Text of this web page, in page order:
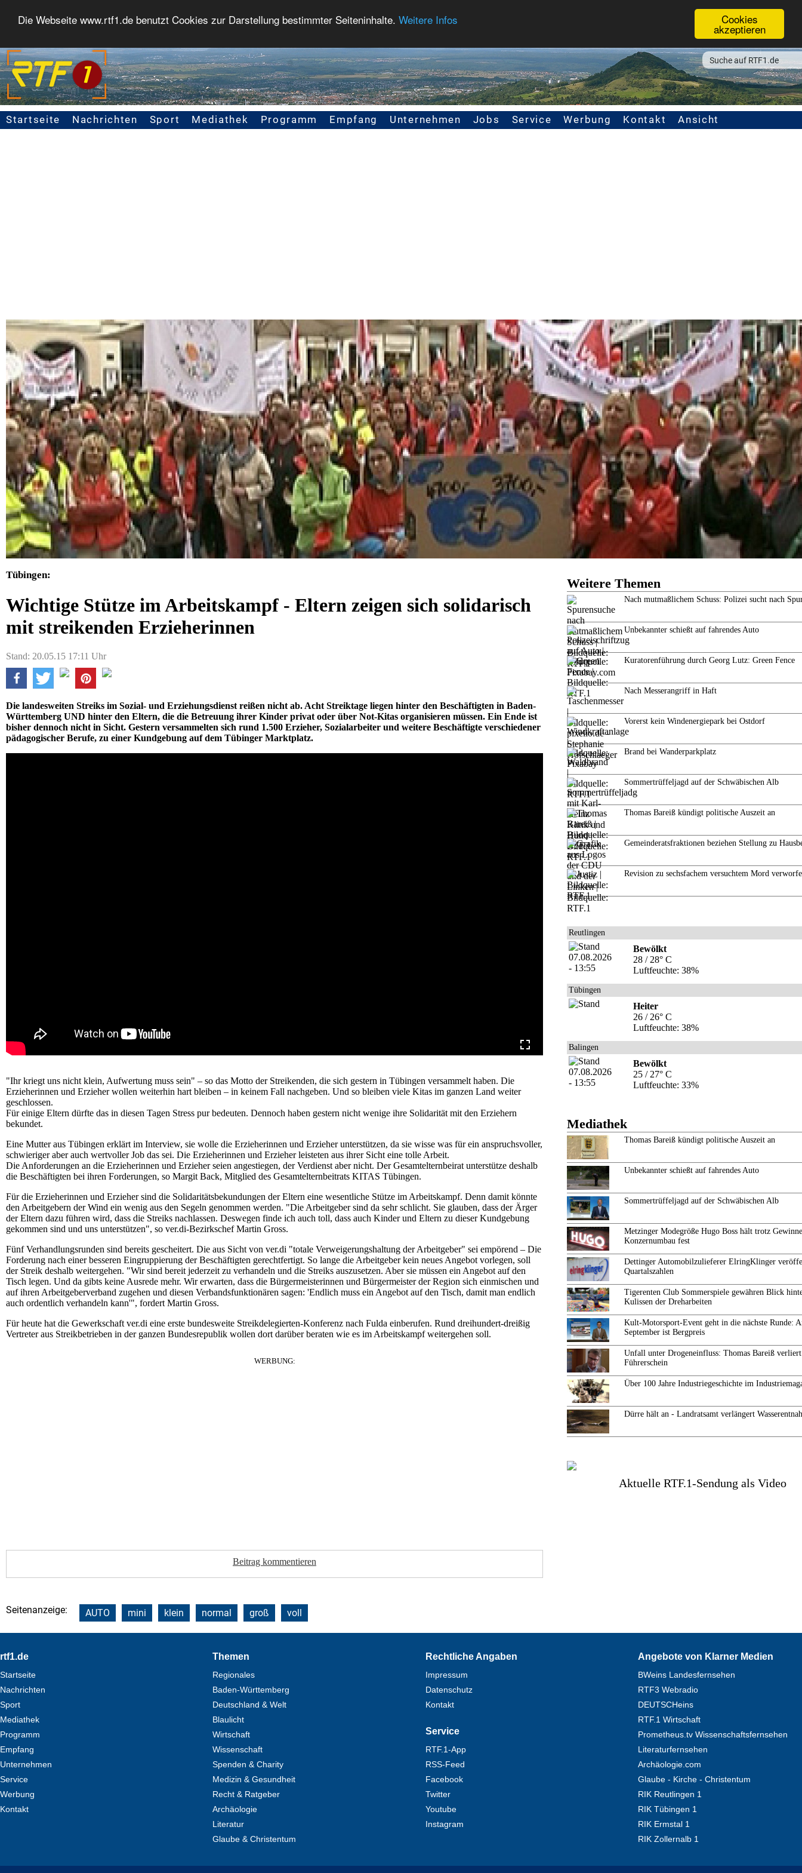
Cookies
akzeptieren
Die Webseite www.rtf1.de benutzt Cookies zur Darstellung bestimmter Seiteninhalte. Weitere Infos
Seitennavigation
Startseite Nachrichten Sport Mediathek Programm Empfang Unternehmen Jobs Service Werbung Kontakt Ansicht
Tübingen:
Wichtige Stütze im Arbeitskampf - Eltern zeigen sich solidarisch
mit streikenden Erzieherinnen
Stand: 20.05.15 17:11 Uhr
Die landesweiten Streiks im Sozial- und Erziehungsdienst reißen nicht ab. Acht Streiktage liegen hinter den Beschäftigten in Baden-
Württemberg UND hinter den Eltern, die die Betreuung ihrer Kinder privat oder über Not-Kitas organisieren müssen. Ein Ende ist
bisher dennoch nicht in Sicht. Gestern versammelten sich rund 1.500 Erzieher, Sozialarbeiter und weitere Beschäftigte verschiedener
pädagogischer Berufe, zu einer Kundgebung auf dem Tübinger Marktplatz.
"Ihr kriegt uns nicht klein, Aufwertung muss sein" – so das Motto der Streikenden, die sich gestern in Tübingen versammelt haben. Die
Erzieherinnen und Erzieher wollen weiterhin hart bleiben – in keinem Fall nachgeben. Und so bleiben viele Kitas im ganzen Land weiter
geschlossen.
Für einige Eltern dürfte das in diesen Tagen Stress pur bedeuten. Dennoch haben gestern nicht wenige ihre Solidarität mit den Erziehern
bekundet.
Eine Mutter aus Tübingen erklärt im Interview, sie wolle die Erzieherinnen und Erzieher unterstützen, da sie wisse was für ein anspruchsvoller,
schwieriger aber auch wertvoller Job das sei. Die Erzieherinnen und Erzieher leisteten aus ihrer Sicht eine tolle Arbeit.
Die Anforderungen an die Erzieherinnen und Erzieher seien angestiegen, der Verdienst aber nicht. Der Gesamtelternbeirat unterstütze deshalb
die Beschäftigten bei ihren Forderungen, so Margit Back, Mitglied des Gesamtelternbeitrats KITAS Tübingen.
Für die Erzieherinnen und Erzieher sind die Solidaritätsbekundungen der Eltern eine wesentliche Stütze im Arbeitskampf. Denn damit könnte
den Arbeitgebern der Wind ein wenig aus den Segeln genommen werden. "Die Arbeitgeber sind da sehr schlicht. Sie glauben, dass der Ärger
der Eltern dazu führen wird, dass die Streiks nachlassen. Deswegen finde ich auch toll, dass auch Kinder und Eltern zu dieser Kundgebung
gekommen sind und uns unterstützen", so ver.di-Bezirkschef Martin Gross.
Fünf Verhandlungsrunden sind bereits gescheitert. Die aus Sicht von ver.di "totale Verweigerungshaltung der Arbeitgeber" sei empörend – Die
Forderung nach einer besseren Eingruppierung der Beschäftigten gerechtfertigt. So lange die Arbeitgeber kein neues Angebot vorlegen, soll
der Streik deshalb weitergehen. "Wir sind bereit jederzeit zu verhandeln und die Streiks auszusetzen. Aber sie müssen ein Angebot auf den
Tisch legen. Und da gibts keine Ausrede mehr. Wir erwarten, dass die Bürgermeisterinnen und Bürgermeister der Region sich einmischen und
auf ihren Arbeitgeberverband zugehen und diesen Verbandsfunktionären sagen: 'Endlich muss ein Angebot auf den Tisch, damit man endlich
auch ordentlich verhandeln kann'", fordert Martin Gross.
Für heute hat die Gewerkschaft ver.di eine erste bundesweite Streikdelegierten-Konferenz nach Fulda einberufen. Rund dreihundert-dreißig
Vertreter aus Streikbetrieben in der ganzen Bundesrepublik wollen dort darüber beraten wie es im Arbeitskampf weitergehen soll.
WERBUNG:
Beitrag kommentieren
Weitere Themen
Nach mutmaßlichem Schuss: Polizei sucht nach
Unbekannter schießt auf fahrendes Auto
Kuratorenführung durch Georg Lutz: Green Fence
Nach Messerangriff in Haft
Vorerst kein Windenergiepark bei Ostdorf
Brand bei Wanderparkplatz
Sommertrüffeljagd auf der Schwäbischen Alb
Thomas Bareiß kündigt politische Auszeit an
Gemeinderatsfraktionen beziehen Stellung zu
Revision zu sechsfachem versuchtem Mord
Reutlingen
Bewölkt
28 / 28° C
Luftfeuchte: 38%
Tübingen
Heiter
26 / 26° C
Luftfeuchte: 38%
Balingen
Bewölkt
25 / 27° C
Luftfeuchte: 33%
Mediathek
Thomas Bareiß kündigt politische Auszeit an
Unbekannter schießt auf fahrendes Auto
Sommertrüffeljagd auf der Schwäbischen Alb
Metzinger Modegröße Hugo Boss hält trotz
Konzernumbau fest
Dettinger Automobilzulieferer ElringKlinger
Quartalszahlen
Tigerenten Club Sommerspiele gewähren Blick
Kulissen der Dreharbeiten
Kult-Motorsport-Event geht in die nächste Runde:
September ist Bergpreis
Unfall unter Drogeneinfluss: Thomas Bareiß verliert
Führerschein
Über 100 Jahre Industriegeschichte im
Dürre hält an - Landratsamt verlängert
Aktuelle RTF.1-Sendung als Video
Seitenanzeige: AUTO mini klein normal groß voll
Footer
rtf1.de
Startseite
Nachrichten
Sport
Mediathek
Programm
Empfang
Unternehmen
Service
Werbung
Kontakt
Themen
Regionales
Baden-Württemberg
Deutschland & Welt
Blaulicht
Wirtschaft
Wissenschaft
Spenden & Charity
Medizin & Gesundheit
Recht & Ratgeber
Archäologie
Literatur
Glaube & Christentum
Rechtliche Angaben
Impressum
Datenschutz
Kontakt
Service
RTF.1-App
RSS-Feed
Facebook
Twitter
Youtube
Instagram
Angebote von Klarner Medien
BWeins Landesfernsehen
RTF3 Webradio
DEUTSCHeins
RTF.1 Wirtschaft
Prometheus.tv Wissenschaftsfernsehen
Literaturfernsehen
Archäologie.com
Glaube - Kirche - Christentum
RIK Reutlingen 1
RIK Tübingen 1
RIK Ermstal 1
RIK Zollernalb 1